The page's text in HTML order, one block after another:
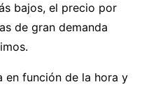
bajos, el precio por
de gran demanda
en función de la hora y